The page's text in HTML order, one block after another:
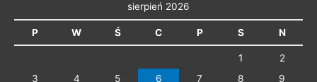
sierpień 2026
P W Ś C P S N
1
2
3
4 5 6 7 8 9